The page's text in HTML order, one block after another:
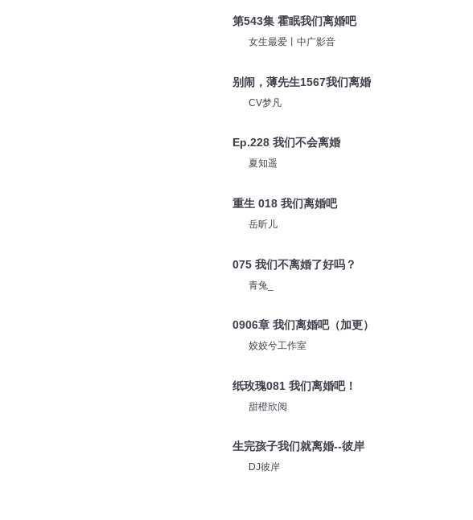
第543集 霍眠我们离婚吧
女生最爱丨中广影音
别闹，薄先生1567我们离婚
CV梦凡
Ep.228 我们不会离婚
夏知遥
重生 018 我们离婚吧
岳昕儿
075 我们不离婚了好吗？
青兔_
0906章 我们离婚吧（加更）
姣姣兮工作室
纸玫瑰081 我们离婚吧！
甜橙欣阅
生完孩子我们就离婚--彼岸
DJ彼岸